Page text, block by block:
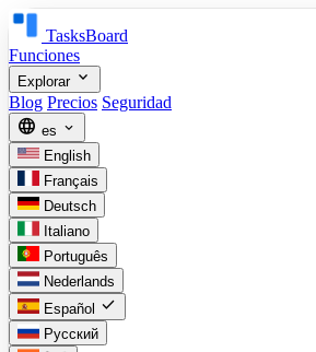
TasksBoard
Funciones
Explorar expand_more
Blog Precios Seguridad
language es expand_more
English
Français
Deutsch
Italiano
Português
Nederlands
Español check
Русский